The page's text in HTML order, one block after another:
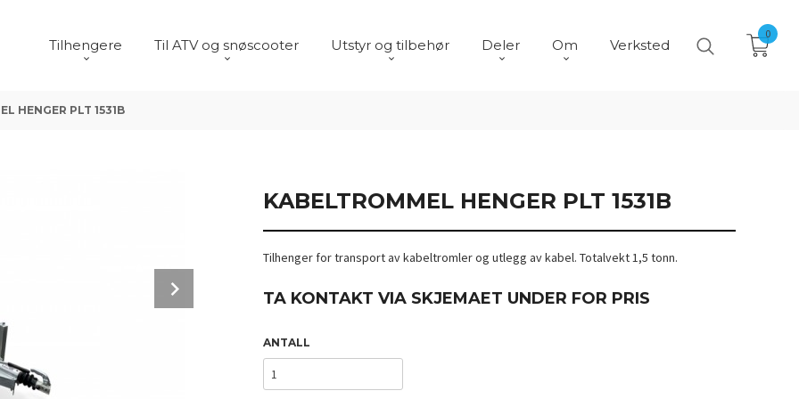
Tilhengere Til ATV og snøscooter Utstyr og tilbehør Deler Om Verksted
0
HENGER PLT 1531B
KABELTROMMEL HENGER PLT 1531B
Tilhenger for transport av kabeltromler og utlegg av kabel. Totalvekt 1,5 tonn.
TA KONTAKT VIA SKJEMAET UNDER FOR PRIS
ANTALL